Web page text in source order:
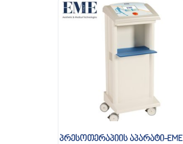
პრესოთერაპიის აპარატი-EME